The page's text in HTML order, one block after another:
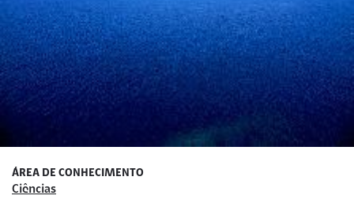
ÁREA DE CONHECIMENTO
Ciências